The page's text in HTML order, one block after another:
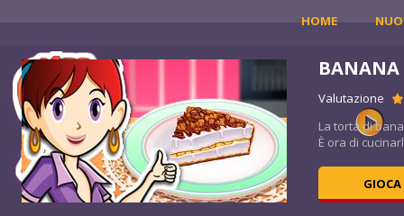
HOME
BANANA
Valutazione
La torta di
È ora di